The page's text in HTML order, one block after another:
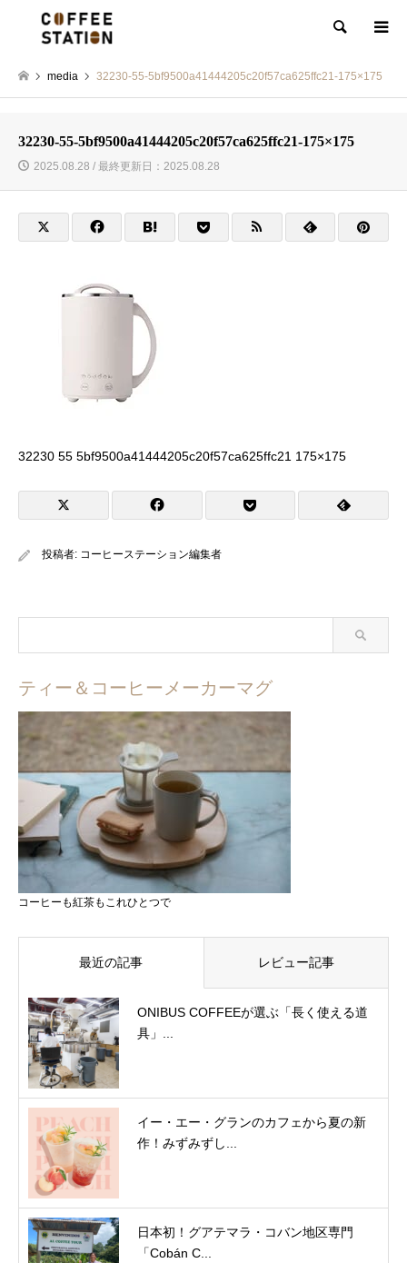
検索
media 32230-55-5bf9500a41444205c20f57ca625ffc21-175×175
32230-55-5bf9500a41444205c20f57ca625ffc21-175×175
2025.08.28 / 最終更新日：2025.08.28
32230 55 5bf9500a41444205c20f57ca625ffc21 175×175
投稿者: コーヒーステーション編集者
ティー＆コーヒーメーカーマグ
コーヒーも紅茶もこれひとつで
最近の記事 レビュー記事
ONIBUS COFFEEが選ぶ「長く使える道
具」...
イー・エー・グランのカフェから夏の新
作！みずみずし...
日本初！グアテマラ・コバン地区専門
「Cobán C...